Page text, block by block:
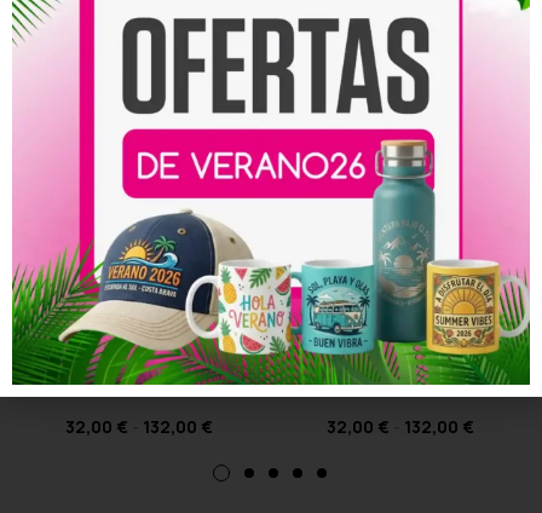
Productos relacionados
Lona para Baby Showers
Diseño 2
32,00 € 132,00 €
Lona para Bodas de Oro
Diseño 2
32,00 € 132,00 €